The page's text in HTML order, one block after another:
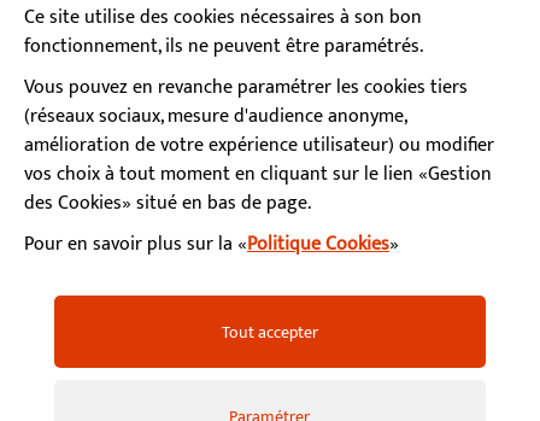
Lundi, mardi, mercredi, vendredi : 9h - 12h / 13h - 17h
Jeudi : fermé le matin / 13h - 17h
Samedi : 9h - 12h (permanence état-civil)
S’abonner à la newsletter
FacebookInstagram
YouTubeLinkedInCalaméo
Mentions légalesAccessibilité
Politiques de confidentialité
FAQ
Ce site utilise des cookies nécessaires à son bon
fonctionnement, ils ne peuvent être paramétrés.
Vous pouvez en revanche paramétrer les cookies tiers
(réseaux sociaux, mesure d'audience anonyme,
amélioration de votre expérience utilisateur) ou modifier
vos choix à tout moment en cliquant sur le lien «Gestion
des Cookies» situé en bas de page.
Pour en savoir plus sur la «Politique Cookies»
Tout accepter